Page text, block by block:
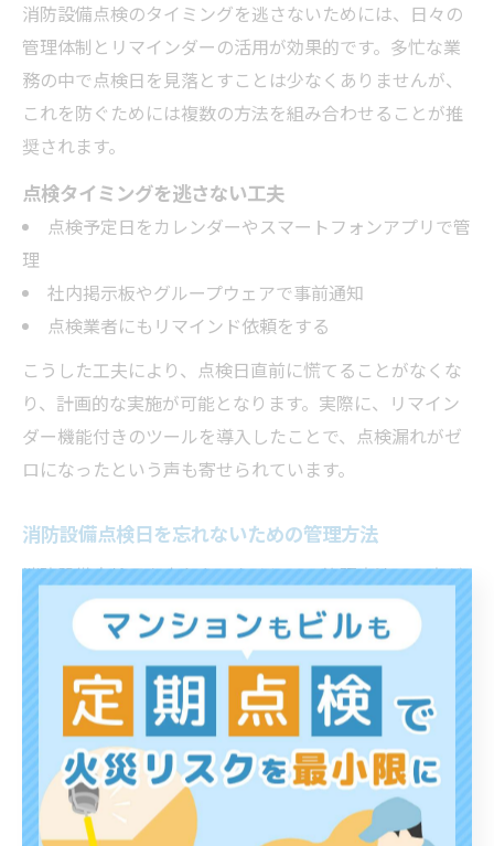
消防設備点検のタイミングを逃さないためには、日々の
管理体制とリマインダーの活用が効果的です。多忙な業
務の中で点検日を見落とすことは少なくありませんが、
これを防ぐためには複数の方法を組み合わせることが推
奨されます。
点検タイミングを逃さない工夫
点検予定日をカレンダーやスマートフォンアプリで管
理
社内掲示板やグループウェアで事前通知
点検業者にもリマインド依頼をする
こうした工夫により、点検日直前に慌てることがなくな
り、計画的な実施が可能となります。実際に、リマイン
ダー機能付きのツールを導入したことで、点検漏れがゼ
ロになったという声も寄せられています。
消防設備点検日を忘れないための管理方法
消防設備点検日を忘れないためには、管理方法の工夫が
不可欠です。アナログな方法としては、管理台帳やカレ
ンダーに点検日を記載し、目に見える形で管理すること
が基本です。これに加えて、デジタルツールの活用も有
効です。
例えば、点検日を事前にメールで通知するシステムや、
スマートフォンのカレンダーアプリでアラート設定を行
うことで、担当者のうっかりミスを防げます。複数名で